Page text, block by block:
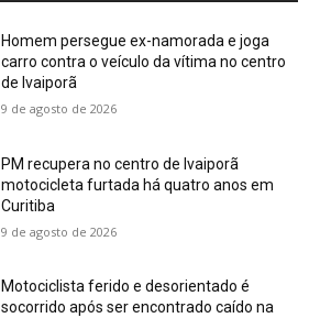
Homem persegue ex-namorada e joga
carro contra o veículo da vítima no centro
de Ivaiporã
9 de agosto de 2026
PM recupera no centro de Ivaiporã
motocicleta furtada há quatro anos em
Curitiba
9 de agosto de 2026
Motociclista ferido e desorientado é
socorrido após ser encontrado caído na